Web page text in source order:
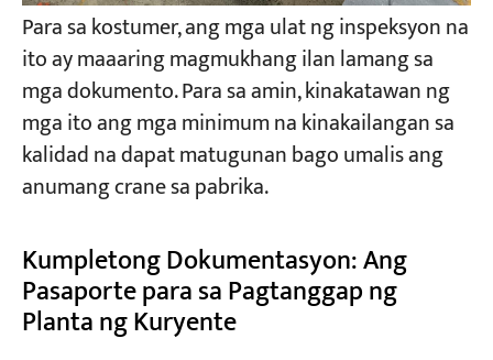
Para sa kostumer, ang mga ulat ng inspeksyon na
ito ay maaaring magmukhang ilan lamang sa
mga dokumento. Para sa amin, kinakatawan ng
mga ito ang mga minimum na kinakailangan sa
kalidad na dapat matugunan bago umalis ang
anumang crane sa pabrika.
Kumpletong Dokumentasyon: Ang
Pasaporte para sa Pagtanggap ng
Planta ng Kuryente